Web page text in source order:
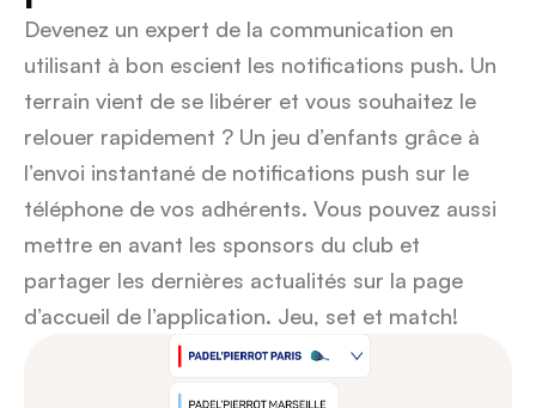
Devenez un expert de la communication en
utilisant à bon escient les notifications push. Un
terrain vient de se libérer et vous souhaitez le
relouer rapidement ? Un jeu d’enfants grâce à
l’envoi instantané de notifications push sur le
téléphone de vos adhérents. Vous pouvez aussi
mettre en avant les sponsors du club et
partager les dernières actualités sur la page
d’accueil de l’application. Jeu, set et match!